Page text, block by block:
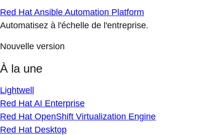
Red Hat Ansible Automation Platform
Automatisez à l'échelle de l'entreprise.
Nouvelle version
À la une
Lightwell
Red Hat AI Enterprise
Red Hat OpenShift Virtualization Engine
Red Hat Desktop